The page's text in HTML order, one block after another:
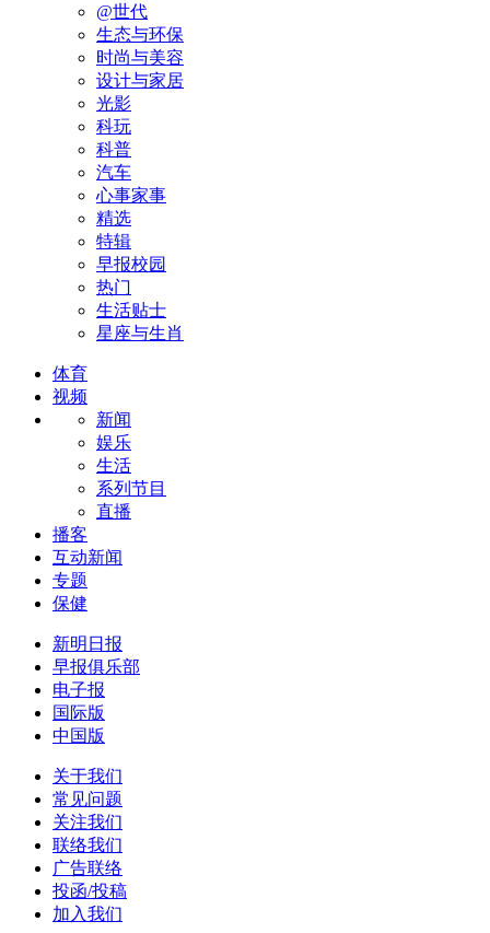
@世代
生态与环保
时尚与美容
设计与家居
光影
科玩
科普
汽车
心事家事
精选
特辑
早报校园
热门
生活贴士
星座与生肖
体育
视频
新闻
娱乐
生活
系列节目
直播
播客
互动新闻
专题
保健
新明日报
早报俱乐部
电子报
国际版
中国版
关于我们
常见问题
关注我们
联络我们
广告联络
投函/投稿
加入我们